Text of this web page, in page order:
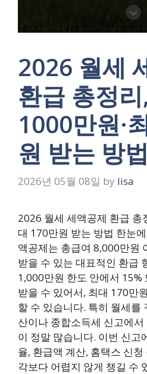
2026 월세
환급 총정
1000만원·
원 받는 방법
2026년 05월 08일 by lisa
2026 월세 세액공제 환급 총
대 170만원 받는 방법 한눈
액공제는 총급여 8,000만원
받을 수 있는 대표적인 환급
1,000만원 한도 안에서 15%
받을 수 있어서, 최대 170만
할 수 있습니다. 특히 월세를
산이나 종합소득세 신고에
이 정말 많습니다. 이번 신고
율, 환급액 계산, 홈택스 신
각보다 어렵지 않게 챙길 수